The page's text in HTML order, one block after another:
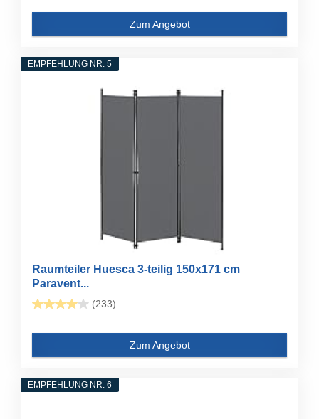
Zum Angebot
EMPFEHLUNG NR. 5
Raumteiler Huesca 3-teilig 150x171 cm
Paravent...
(233)
Zum Angebot
EMPFEHLUNG NR. 6